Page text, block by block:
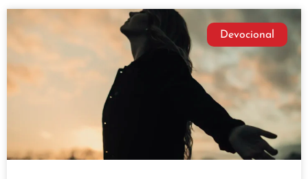
Devocional